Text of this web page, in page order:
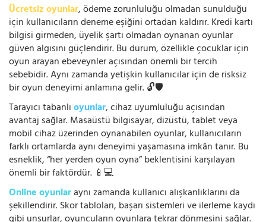
Ücretsiz oyunlar, ödeme zorunluluğu olmadan sunulduğu
için kullanıcıların deneme eşiğini ortadan kaldırır. Kredi kartı
bilgisi girmeden, üyelik şartı olmadan oynanan oyunlar
güven algısını güçlendirir. Bu durum, özellikle çocuklar için
oyun arayan ebeveynler açısından önemli bir tercih
sebebidir. Aynı zamanda yetişkin kullanıcılar için de risksiz
bir oyun deneyimi anlamına gelir. 🔓🛡️
Tarayıcı tabanlıoyunlar, cihaz uyumluluğu açısından
avantaj sağlar. Masaüstü bilgisayar, dizüstü, tablet veya
mobil cihaz üzerinden oynanabilen oyunlar, kullanıcıların
farklı ortamlarda aynı deneyimi yaşamasına imkân tanır. Bu
esneklik, “her yerden oyun oyna” beklentisini karşılayan
önemli bir faktördür. 📱💻
Online oyunlaraynı zamanda kullanıcı alışkanlıklarını da
şekillendirir. Skor tabloları, başarı sistemleri ve ilerleme kaydı